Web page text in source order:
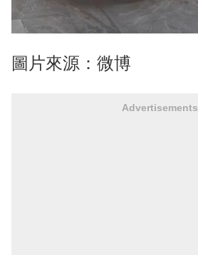
圖片來源：微博
Advertisements